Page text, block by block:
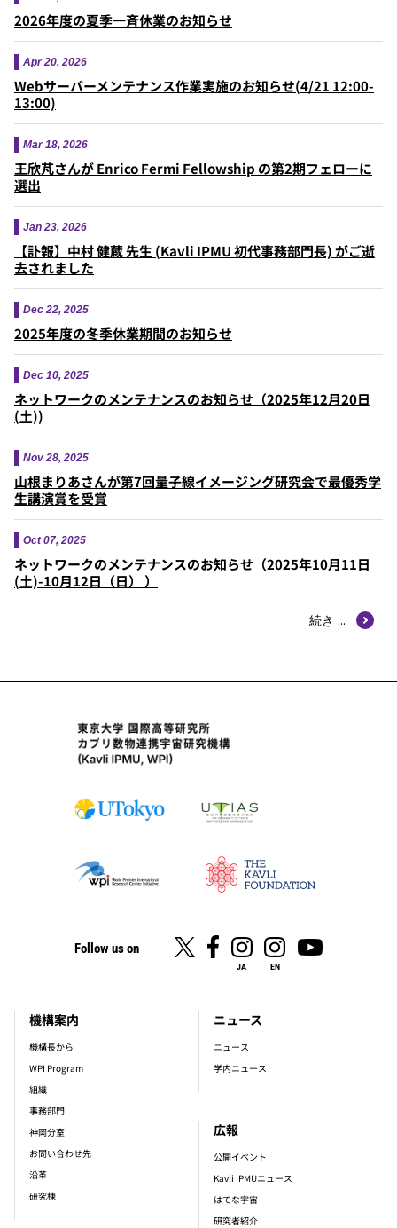
2026年度の夏季一斉休業のお知らせ
Apr 20, 2026
Webサーバーメンテナンス作業実施のお知らせ(4/21 12:00-
13:00)
Mar 18, 2026
王欣芃さんが Enrico Fermi Fellowship の第2期フェローに
選出
Jan 23, 2026
【訃報】中村 健蔵 先生 (Kavli IPMU 初代事務部門長) がご逝
去されました
Dec 22, 2025
2025年度の冬季休業期間のお知らせ
Dec 10, 2025
ネットワークのメンテナンスのお知らせ（2025年12月20日
(土))
Nov 28, 2025
山根まりあさんが第7回量子線イメージング研究会で最優秀学
生講演賞を受賞
Oct 07, 2025
ネットワークのメンテナンスのお知らせ（2025年10月11日
(土)-10月12日（日） ）
続き ...
Follow us on
JA EN
footer_main_menu
機構案内
機構長から
WPI Program
組織
事務部門
神岡分室
お問い合わせ先
沿革
研究棟
ニュース
ニュース
学内ニュース
広報
公開イベント
Kavli IPMUニュース
はてな宇宙
研究者紹介